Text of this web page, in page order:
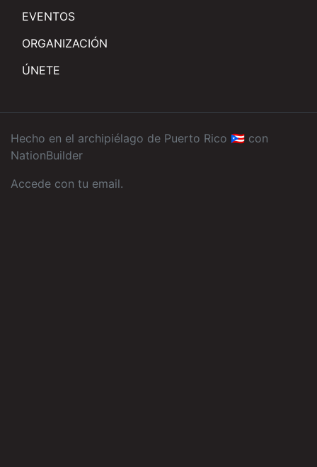
EVENTOS
ORGANIZACIÓN
ÚNETE
Hecho en el archipiélago de Puerto Rico 🇵🇷 con
NationBuilder
Accede con tu email.